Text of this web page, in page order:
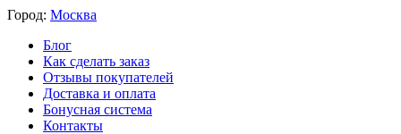
Город: Москва
Блог
Как сделать заказ
Отзывы покупателей
Доставка и оплата
Бонусная система
Контакты